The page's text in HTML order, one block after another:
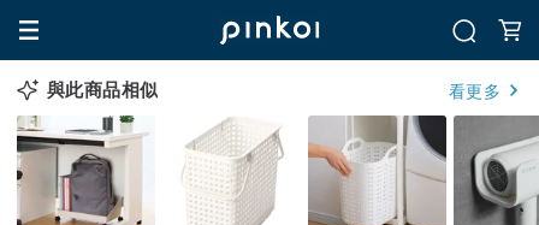
與此商品相似 看更多